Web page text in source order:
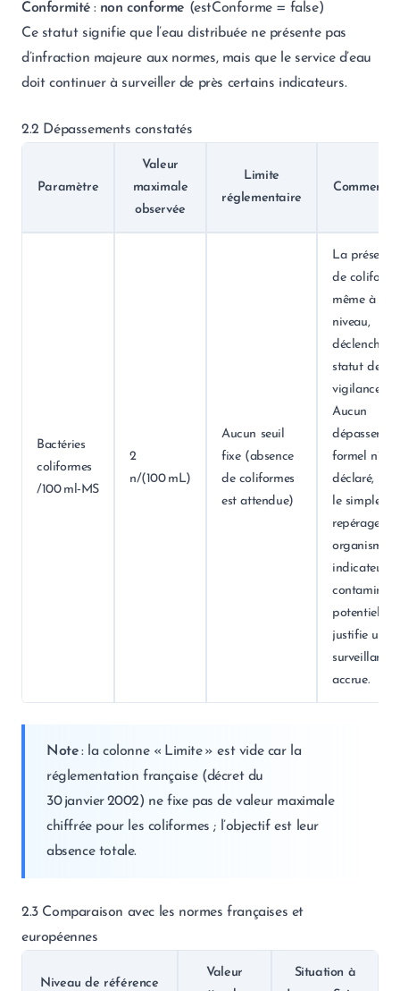
Conformité : non conforme (estConforme = false)
Ce statut signifie que l’eau distribuée ne présente pas
d’infraction majeure aux normes, mais que le service d’eau
doit continuer à surveiller de près certains indicateurs.
2.2 Dépassements constatés
Paramètre
Valeur
maximale
observée
Limite
réglementaire
Bactéries
coliformes
/100 ml‑MS
2
n/(100 mL)
Aucun seuil
fixe (absence
de coliformes
est attendue)
La présence
de
même à
niveau,
déclenche le
statut de
vigilance.
Aucun
formel n’est
déclaré,
le simple
repérage
organisme
indicateur
potentielle
justifie une
surveillance
accrue.
Note: la colonne « Limite » est vide car la
réglementation française (décret du
30 janvier 2002) ne fixe pas de valeur maximale
chiffrée pour les coliformes ; l’objectif est leur
absence totale.
2.3 Comparaison avec les normes françaises et
européennes
Niveau de référence
Valeur
Situation à